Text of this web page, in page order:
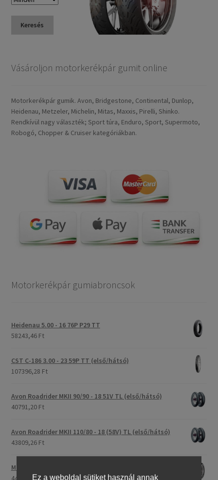
Keresés
Vásároljon motorkerékpár gumit online
Motorkerékpár gumik. Avon, Bridgestone, Continental, Dunlop,
Heidenau, Metzeler, Michelin, Mitas, Maxxis, Pirelli, Shinko.
Rendkívül nagy választék; Sport túra, Enduro, Sport, Supermoto,
Robogó, Chopper & Cruiser kategóriákban.
Motorkerékpár gumiabroncsok
Heidenau 5.00 - 16 76P P29 TT
58243,46 Ft
CST C-186 3.00 - 23 59P TT (első/hátsó)
107396,28 Ft
Avon Roadrider MKII 90/90 - 18 51V TL (első/hátsó)
40791,20 Ft
Avon Roadrider MKII 110/80 - 18 (58V) TL (első/hátsó)
43809,26 Ft
Maxxis M-6011 170/80 - 15 77H TL (hátsó gumi)
44753,31 FtEz a weboldal sütiket használ annak